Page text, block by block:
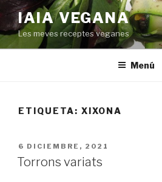
Saltar
contenido
IAIA VEGANA
Les meves receptes veganes
Menú
ETIQUETA: XIXONA
PUBLICADO
EL
6 DICIEMBRE, 2021
Torrons variats